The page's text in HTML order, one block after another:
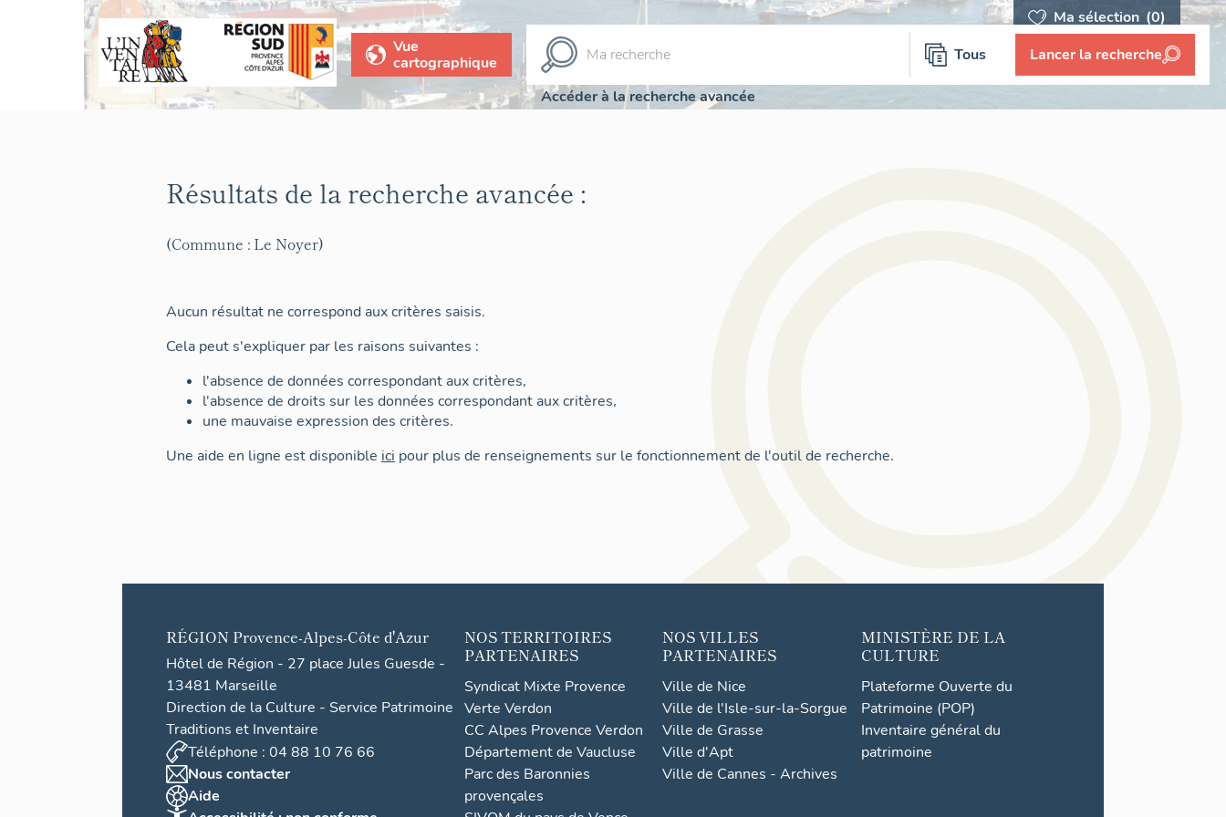
Ma sélection (0)
Vue
cartographique
Tous Lancer la recherche
Accéder à la recherche avancée
Résultats de la recherche avancée :
(Commune : Le Noyer)
Aucun résultat ne correspond aux critères saisis.
Cela peut s'expliquer par les raisons suivantes :
l'absence de données correspondant aux critères,
l'absence de droits sur les données correspondant aux critères,
une mauvaise expression des critères.
Une aide en ligne est disponible ici pour plus de renseignements sur le fonctionnement de l'outil de recherche.
RÉGION Provence-Alpes-Côte d'Azur
Hôtel de Région - 27 place Jules Guesde -
13481 Marseille
Direction de la Culture - Service Patrimoine
Traditions et Inventaire
Téléphone : 04 88 10 76 66
Nous contacter
Aide
NOS TERRITOIRES
PARTENAIRES
Syndicat Mixte Provence
Verte Verdon
CC Alpes Provence Verdon
Département de Vaucluse
Parc des Baronnies
provençales
NOS VILLES
PARTENAIRES
Ville de Nice
Ville de l'Isle-sur-la-Sorgue
Ville de Grasse
Ville d'Apt
Ville de Cannes - Archives
MINISTÈRE DE LA
CULTURE
Plateforme Ouverte du
Patrimoine (POP)
Inventaire général du
patrimoine